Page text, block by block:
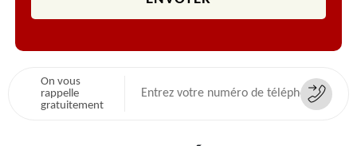
On vous
rappelle
gratuitement